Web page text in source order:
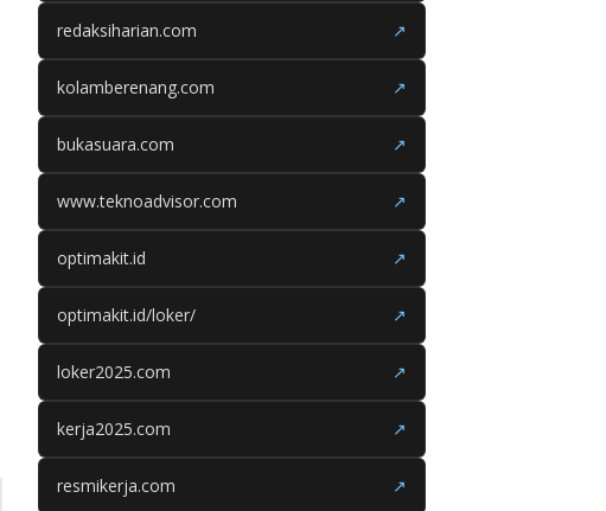
redaksiharian.com ↗
kolamberenang.com ↗
bukasuara.com ↗
www.teknoadvisor.com ↗
optimakit.id ↗
optimakit.id/loker/ ↗
loker2025.com ↗
kerja2025.com ↗
resmikerja.com ↗